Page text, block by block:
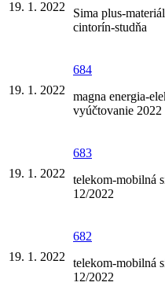
19. 1. 2022
Sima plus-
cintorín-studňa
19. 1. 2022
684
magna energia-
vyúčtovanie 2022
19. 1. 2022
683
telekom-mobilná
12/2022
19. 1. 2022
682
telekom-mobilná
12/2022